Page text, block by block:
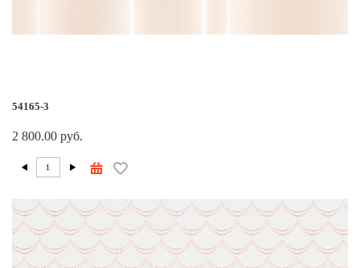
54165-3
2 800.00 руб.